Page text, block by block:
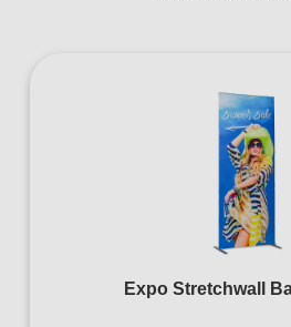
Expo Stretchwall